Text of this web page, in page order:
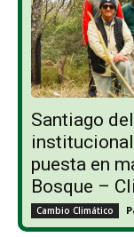
Santiago
institucional
puesta en
Bosque –
Cambio Climático